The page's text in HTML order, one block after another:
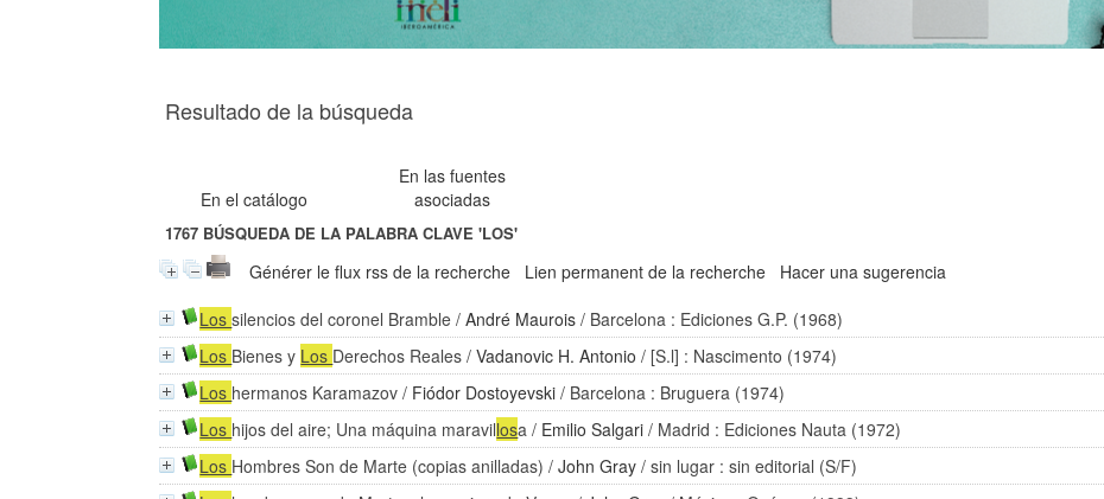
Resultado de la búsqueda
En el catálogo
En las fuentes
asociadas
1767 BÚSQUEDA DE LA PALABRA CLAVE'LOS'
Générer le flux rss de la recherche Lien permanent de la recherche
Hacer una sugerencia
Lossilencios del coronel Bramble /André Maurois / Barcelona : Ediciones G.P. (1968)
Los Bienes y Los Derechos Reales /Vadanovic H. Antonio / [S.l] : Nascimento (1974)
Los hermanos Karamazov / Fiódor Dostoyevski / Barcelona : Bruguera (1974)
Los hijos del aire; Una máquina maravillosa / Emilio Salgari / Madrid : Ediciones Nauta (1972)
Los Hombres Son de Marte (copias anilladas) /John Gray / sin lugar : sin editorial (S/F)